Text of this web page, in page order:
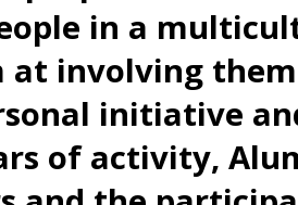
in a
at involving
initiative
of activity,